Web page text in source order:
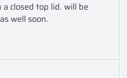
closed top lid. will be
well soon.